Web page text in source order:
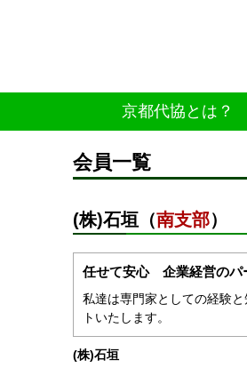
京都代協とは？
会員一覧
(株)石垣（南支部）
任せて安心 企業経営のパ
私達は専門家としての経験
トいたします。
(株)石垣